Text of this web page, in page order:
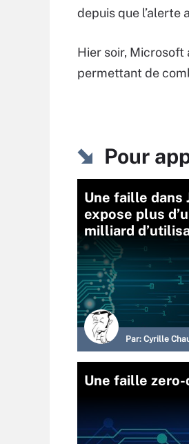
depuis que l’alerte
Hier soir, Microsoft
permettant de
Pour
Une faille dans
expose plus
milliard
Par: Cyrille
Une faille